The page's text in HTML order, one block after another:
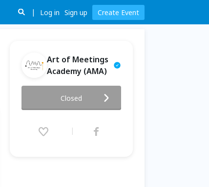
Log in Sign up Create Event
Art of Meetings
Academy (AMA)
AMA Salon #1
2026.06.26 (Fri) 14:00 - 15:40
Closed